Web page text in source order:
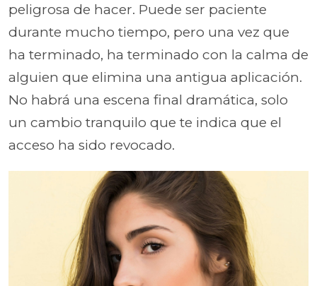
peligrosa de hacer. Puede ser paciente
durante mucho tiempo, pero una vez que
ha terminado, ha terminado con la calma de
alguien que elimina una antigua aplicación.
No habrá una escena final dramática, solo
un cambio tranquilo que te indica que el
acceso ha sido revocado.